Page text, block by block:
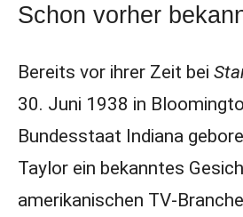
Schon vorher
Bereits vor ihrer Zeit bei
30. Juni 1938 in
Bundesstaat Indiana
Taylor ein bekanntes
amerikanischen TV-